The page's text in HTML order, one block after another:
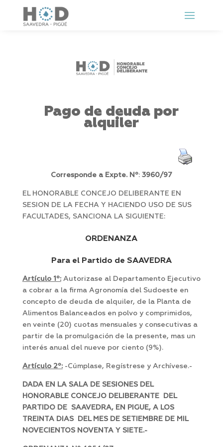
Pago de deuda por
alquiler
Corresponde a Expte. Nº: 3960/97
EL HONORABLE CONCEJO DELIBERANTE EN
SESION DE LA FECHA Y HACIENDO USO DE SUS
FACULTADES, SANCIONA LA SIGUIENTE:
ORDENANZA
Para el Partido de SAAVEDRA
Artículo 1º:Autorizase al Departamento Ejecutivo
a cobrar a la firma Agronomía del Sudoeste en
concepto de deuda de alquiler, de la Planta de
Alimentos Balanceados en polvo y comprimidos,
en veinte (20) cuotas mensuales y consecutivas a
partir de la promulgación de la presente, mas un
interés anual del nueve por ciento (9%).
Artículo 2º:-Cúmplase, Regístrese y Archívese.-
DADA EN LA SALA DE SESIONES DEL
HONORABLE CONCEJO DELIBERANTE DEL
PARTIDO DE SAAVEDRA, EN PIGUE, A LOS
TREINTA DIAS DEL MES DE SETIEMBRE DE MIL
NOVECIENTOS NOVENTA Y SIETE.-